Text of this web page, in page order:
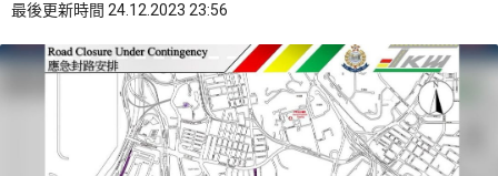
最後更新時間 24.12.2023 23:56